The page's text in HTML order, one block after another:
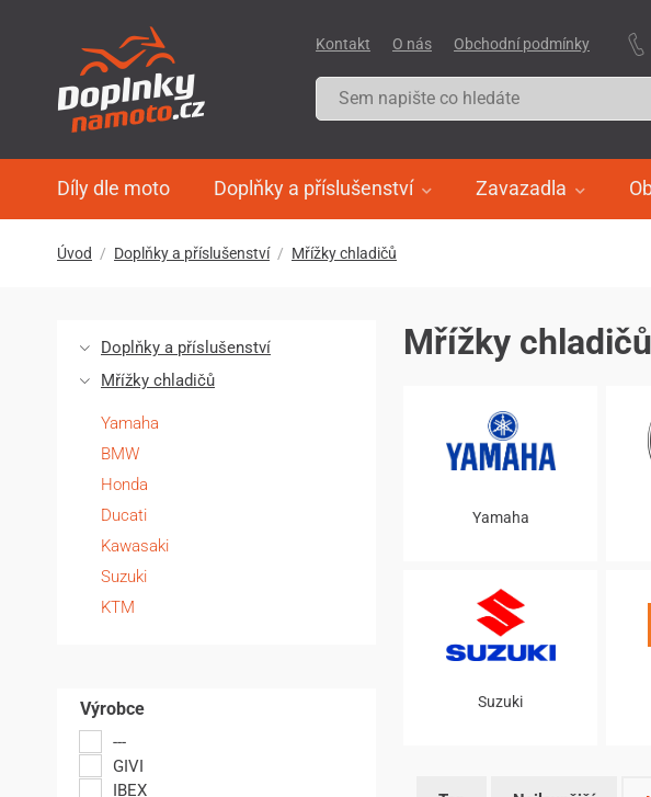
Díly dle moto Doplňky a příslušenství Zavazadla
Kontakt O nás Obchodní podmínky
Úvod Doplňky a příslušenství Mřížky chladičů
Doplňky a příslušenství
Mřížky chladičů
Yamaha
BMW
Honda
Ducati
Kawasaki
Suzuki
KTM
Výrobce
---
GIVI
IBEX
Mřížky chladičů
Yamaha
Suzuki